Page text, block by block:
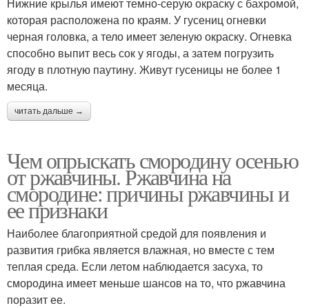
которая расположена по краям. У гусениц огневки
черная головка, а тело имеет зеленую окраску. Огневка
способно выпит весь сок у ягоды, а затем погрузить
ягоду в плотную паутину. Живут гусеницы не более 1
месяца.
читать дальше →
Чем опрыскать смородину осенью
от ржавчины. Ржавчина на
смородине: причины ржавчины и
ее признаки
Наиболее благоприятной средой для появления и
развития грибка является влажная, но вместе с тем
теплая среда. Если летом наблюдается засуха, то
смородина имеет меньше шансов на то, что ржавчина
поразит ее.